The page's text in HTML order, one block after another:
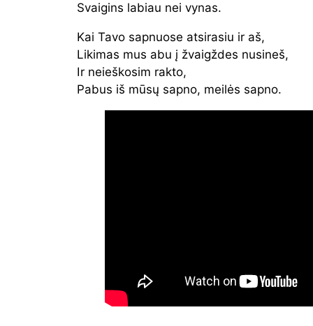
Svaigins labiau nei vynas.
Kai Tavo sapnuose atsirasiu ir aš,
Likimas mus abu į žvaigždes nusineš,
Ir neieškosim rakto,
Pabus iš mūsų sapno, meilės sapno.